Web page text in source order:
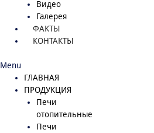
Видео
Галерея
ФАКТЫ
КОНТАКТЫ
Menu
ГЛАВНАЯ
ПРОДУКЦИЯ
Печи
отопительные
Печи